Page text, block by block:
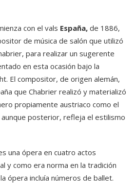
con el vals España, de 1886,
de música de salón que utilizó
para realizar un sugerente
en esta ocasión bajo la
El compositor, de origen alemán,
que Chabrier realizó y materializó
propiamente austriaco como el
posterior, refleja el estilismo
una ópera en cuatro actos
y como era norma en la tradición
ópera incluía números de ballet.